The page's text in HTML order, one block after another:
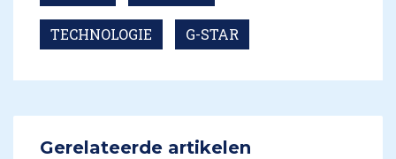
TECHNOLOGIE G-STAR
Gerelateerde artikelen